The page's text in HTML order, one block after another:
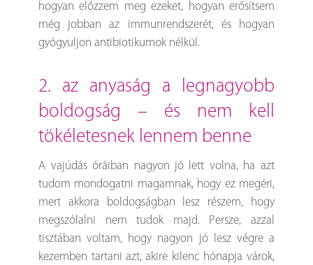
hogyan előzzem meg ezeket, hogyan erősítsem
még jobban az immunrendszerét, és hogyan
gyógyuljon antibiotikumok nélkül.
2. az anyaság a legnagyobb
boldogság – és nem kell
tökéletesnek lennem benne
A vajúdás óráiban nagyon jó lett volna, ha azt
tudom mondogatni magamnak, hogy ez megéri,
mert akkora boldogságban lesz részem, hogy
megszólalni nem tudok majd. Persze, azzal
tisztában voltam, hogy nagyon jó lesz végre a
kezemben tartani azt, akire kilenc hónapja várok,